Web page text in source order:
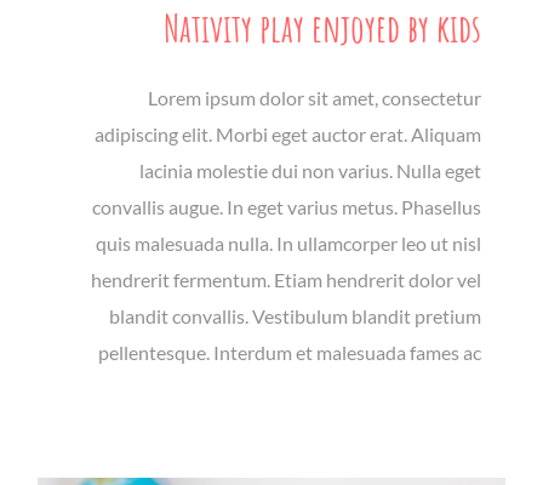
Nativity play enjoyed by kids
Lorem ipsum dolor sit amet, consectetur
adipiscing elit. Morbi eget auctor erat. Aliquam
lacinia molestie dui non varius. Nulla eget
convallis augue. In eget varius metus. Phasellus
quis malesuada nulla. In ullamcorper leo ut nisl
hendrerit fermentum. Etiam hendrerit dolor vel
blandit convallis. Vestibulum blandit pretium
pellentesque. Interdum et malesuada fames ac